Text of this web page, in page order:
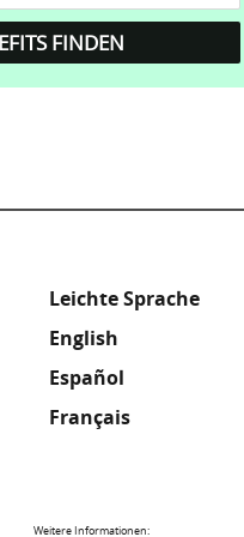
Meta
Footer
Leichte Sprache
English
Español
Français